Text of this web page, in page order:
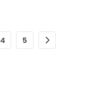
4 5